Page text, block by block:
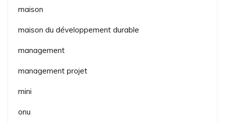
maison
maison du développement durable
management
management projet
mini
onu